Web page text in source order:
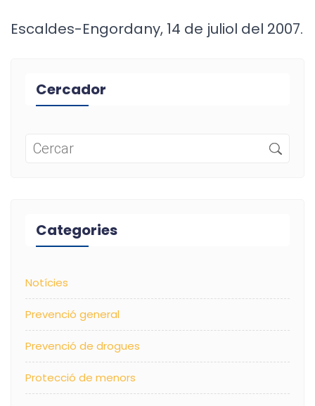
Escaldes-Engordany, 14 de juliol del 2007.
Cercador
Categories
Notícies
Prevenció general
Prevenció de drogues
Protecció de menors